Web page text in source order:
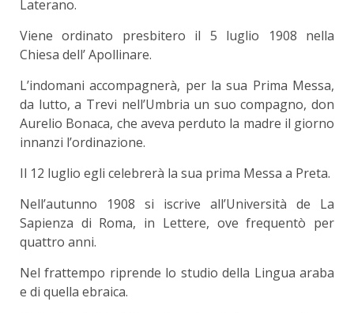
Laterano.
Viene ordinato presbitero il 5 luglio 1908 nella
Chiesa dell’ Apollinare.
L’indomani accompagnerà, per la sua Prima Messa,
da lutto, a Trevi nell’Umbria un suo compagno, don
Aurelio Bonaca, che aveva perduto la madre il giorno
innanzi l’ordinazione.
Il 12 luglio egli celebrerà la sua prima Messa a Preta.
Nell’autunno 1908 si iscrive all’Università de La
Sapienza di Roma, in Lettere, ove frequentò per
quattro anni.
Nel frattempo riprende lo studio della Lingua araba
e di quella ebraica.